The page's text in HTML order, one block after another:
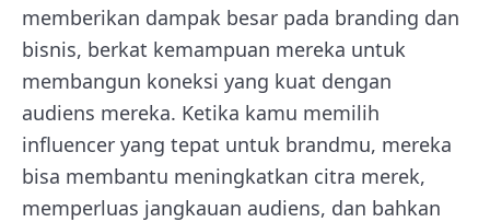
memberikan dampak besar pada branding dan
bisnis, berkat kemampuan mereka untuk
membangun koneksi yang kuat dengan
audiens mereka. Ketika kamu memilih
influencer yang tepat untuk brandmu, mereka
bisa membantu meningkatkan citra merek,
memperluas jangkauan audiens, dan bahkan